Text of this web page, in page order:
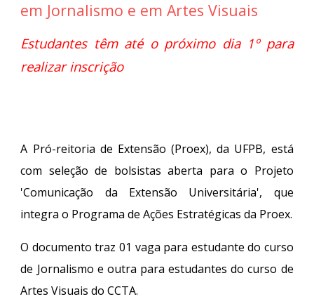
em Jornalismo e em Artes Visuais
Estudantes têm até o próximo dia 1º para
realizar inscrição
A Pró-reitoria de Extensão (Proex), da UFPB, está
com seleção de bolsistas aberta para o Projeto
'Comunicação da Extensão Universitária', que
integra o Programa de Ações Estratégicas da Proex.
O documento traz 01 vaga para estudante do curso
de Jornalismo e outra para estudantes do curso de
Artes Visuais do CCTA.